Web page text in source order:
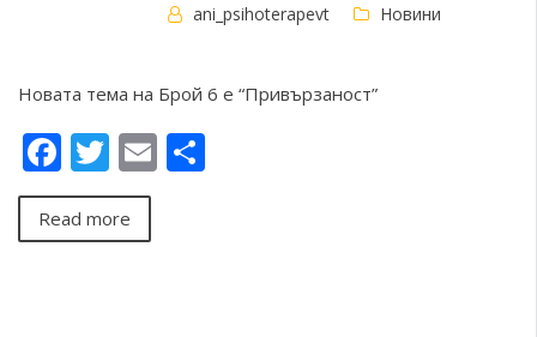
ani_psihoterapevt Новини
Новата тема на Брой 6 е “Привързаност”
Facebook
Twitter
Email
Read more